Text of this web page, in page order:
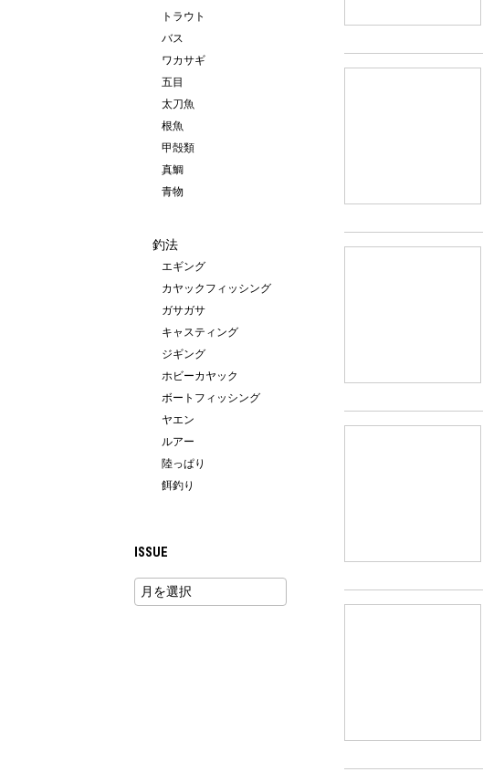
トラウト
バス
ワカサギ
五目
太刀魚
根魚
甲殻類
真鯛
青物
釣法
エギング
カヤックフィッシング
ガサガサ
キャスティング
ジギング
ホビーカヤック
ボートフィッシング
ヤエン
ルアー
陸っぱり
餌釣り
ISSUE